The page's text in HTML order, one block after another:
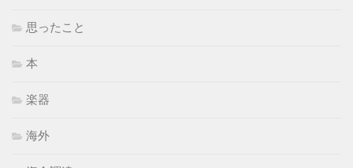
思ったこと
本
楽器
海外